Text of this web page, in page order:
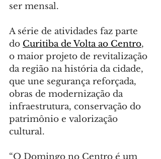
ser mensal.
A série de atividades faz parte
do Curitiba de Volta ao Centro,
o maior projeto de revitalização
da região na história da cidade,
que une segurança reforçada,
obras de modernização da
infraestrutura, conservação do
patrimônio e valorização
cultural.
“O Domingo no Centro é um